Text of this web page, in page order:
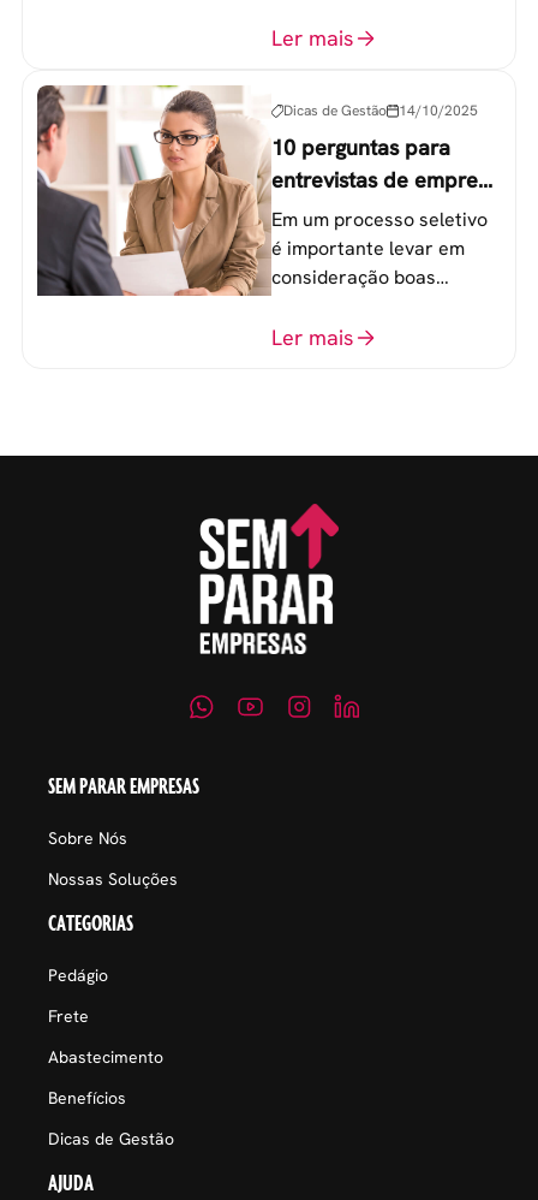
o atingimento das metas
Ler mais
Dicas de Gestão 14/10/2025
10 perguntas para
entrevistas de emprego
que recrutadores não
devem fazer
Em um processo seletivo
é importante levar em
consideração boas
o perfil do profissional e
Ler mais
SEM PARAR EMPRESAS
Sobre Nós
Nossas Soluções
CATEGORIAS
Pedágio
Frete
Abastecimento
Benefícios
Dicas de Gestão
AJUDA